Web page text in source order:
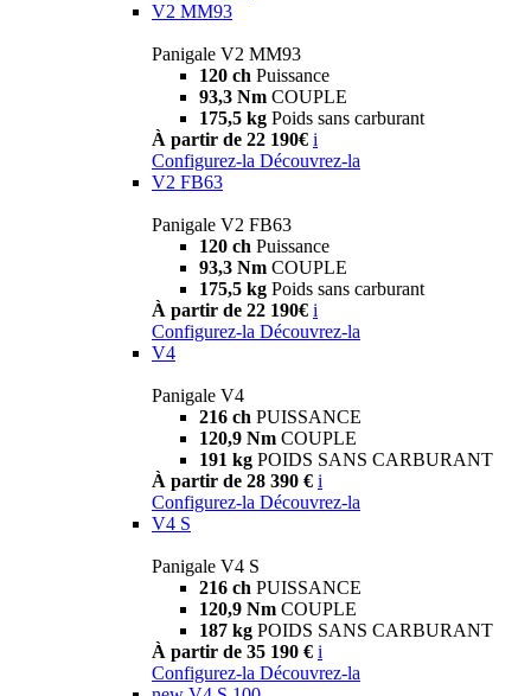
V2 MM93
Panigale V2 MM93
120 ch Puissance
93,3 Nm COUPLE
175,5 kg Poids sans carburant
À partir de 22 190€ i
Configurez-la Découvrez-la
V2 FB63
Panigale V2 FB63
120 ch Puissance
93,3 Nm COUPLE
175,5 kg Poids sans carburant
À partir de 22 190€ i
Configurez-la Découvrez-la
V4
Panigale V4
216 ch PUISSANCE
120,9 Nm COUPLE
191 kg POIDS SANS CARBURANT
À partir de 28 390 € i
Configurez-la Découvrez-la
V4 S
Panigale V4 S
216 ch PUISSANCE
120,9 Nm COUPLE
187 kg POIDS SANS CARBURANT
À partir de 35 190 € i
Configurez-la Découvrez-la